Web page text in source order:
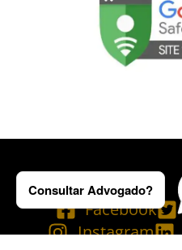
Facebook
Instagram
Consultar Advogado?